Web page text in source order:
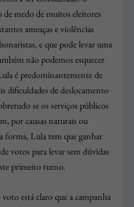
medo de muitos eleitores
ameaças e violências
e que pode levar uma
não podemos esquecer
é predominantemente de
dificuldades de deslocamento
se os serviços públicos
por causas naturais ou
forma, Lula tem que ganhar
votos para levar sem dúvidas
primeiro turno.
está claro que a campanha